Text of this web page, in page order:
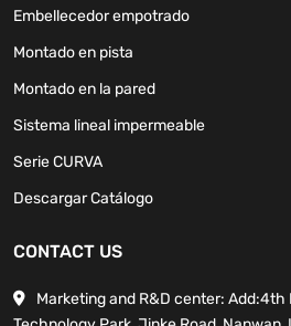
Embellecedor empotrado
Montado en pista
Montado en la pared
Sistema lineal impermeable
Serie CURVA
Descargar Catálogo
CONTACT US
Marketing and R&D center: Add:4th